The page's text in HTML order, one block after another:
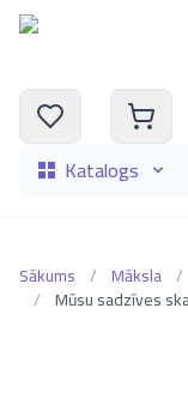
Katalogs
Sākums / Māksla /
/ Mūsu sadzīves